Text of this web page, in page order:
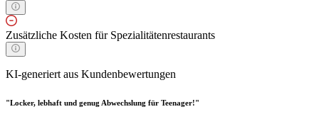
Zusätzliche Kosten für Spezialitätenrestaurants
KI-generiert aus Kundenbewertungen
"Locker, lebhaft und genug Abwechslung für Teenager!"